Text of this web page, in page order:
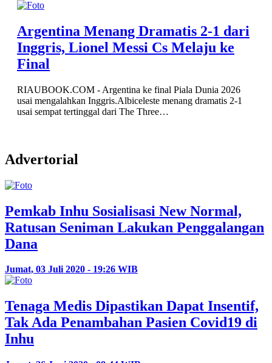
Argentina Menang Dramatis 2-1 dari
Inggris, Lionel Messi Cs Melaju ke
Final
RIAUBOOK.COM - Argentina ke final Piala Dunia 2026
usai mengalahkan Inggris.Albiceleste menang dramatis 2-1
usai sempat tertinggal dari The Three…
Advertorial
Pemkab Inhu Sosialisasi New Normal,
Ratusan Seniman Lakukan Penggalangan
Dana
Jumat, 03 Juli 2020 - 19:26 WIB
Tenaga Medis Dipastikan Dapat Insentif,
Tak Ada Penambahan Pasien Covid19 di
Inhu